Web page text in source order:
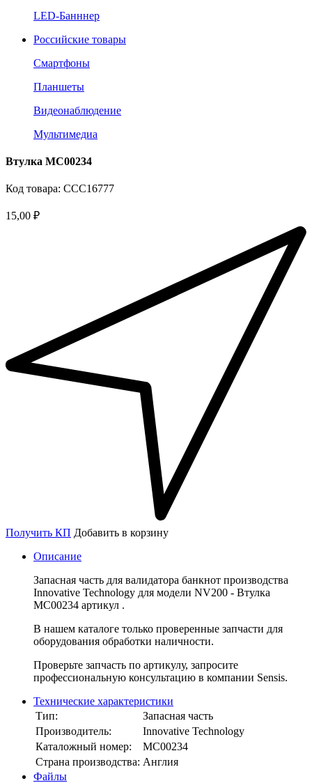
LED-Банннер
Российские товары
Смартфоны
Планшеты
Видеонаблюдение
Мультимедиа
Втулка MC00234
Код товара: ССС16777
15,00 ₽
Получить КП Добавить в корзину
Описание
Запасная часть для валидатора банкнот производства
Innovative Technology для модели NV200 - Втулка
MC00234 артикул .
В нашем каталоге только проверенные запчасти для
оборудования обработки наличности.
Проверьте запчасть по артикулу, запросите
профессиональную консультацию в компании Sensis.
Технические характеристики
Тип:
Запасная часть
Производитель:
Innovative Technology
Каталожный номер:
MC00234
Страна производства: Англия
Файлы